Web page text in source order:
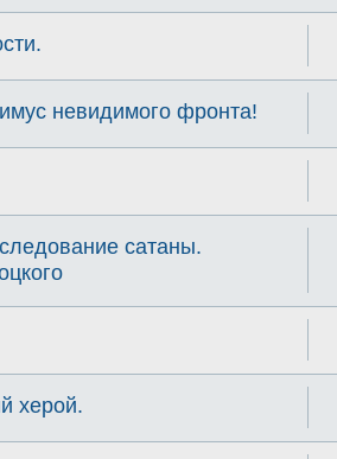
невидимого фронта!
сатаны.
херой.